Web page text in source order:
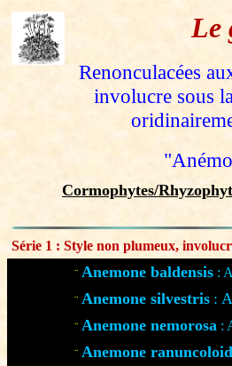
Le
Renonculacées
involucre sous
Cormophytes/
Série 1 : Style non plumeux,
¨ Anemone baldensis :
¨ Anemone silvestris :
¨ Anemone nemorosa :
¨ Anemone